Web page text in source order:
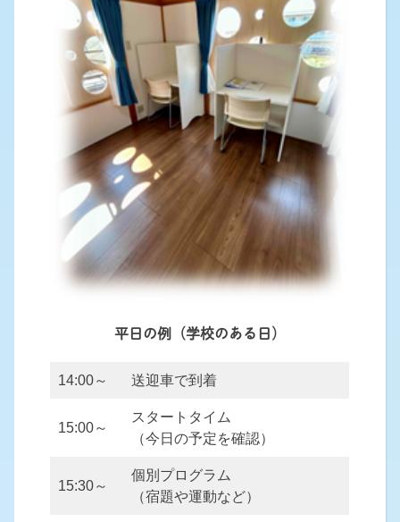
平日の例（学校のある日）
14:00～ 送迎車で到着
15:00～
スタートタイム
（今日の予定を確認）
15:30～
個別プログラム
（宿題や運動など）